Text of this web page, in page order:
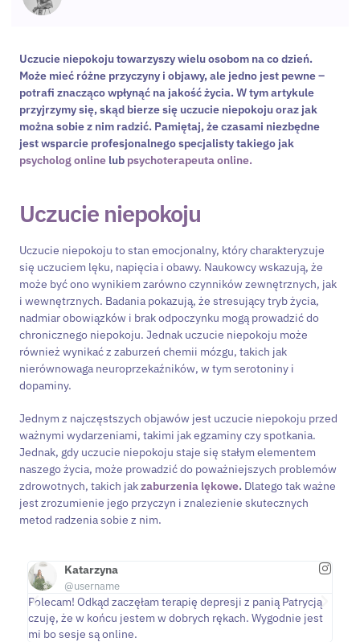
Uczucie niepokoju towarzyszy wielu osobom na co dzień.
Może mieć różne przyczyny i objawy, ale jedno jest pewne –
potrafi znacząco wpłynąć na jakość życia. W tym artykule
przyjrzymy się, skąd bierze się uczucie niepokoju oraz jak
można sobie z nim radzić. Pamiętaj, że czasami niezbędne
jest wsparcie profesjonalnego specjalisty takiego jak
psycholog online lub psychoterapeuta online.
Uczucie niepokoju
Uczucie niepokoju to stan emocjonalny, który charakteryzuje
się uczuciem lęku, napięcia i obawy. Naukowcy wskazują, że
może być ono wynikiem zarówno czynników zewnętrznych, jak
i wewnętrznych. Badania pokazują, że stresujący tryb życia,
nadmiar obowiązków i brak odpoczynku mogą prowadzić do
chronicznego niepokoju. Jednak uczucie niepokoju może
również wynikać z zaburzeń chemii mózgu, takich jak
nierównowaga neuroprzekaźników, w tym serotoniny i
dopaminy.
Jednym z najczęstszych objawów jest uczucie niepokoju przed
ważnymi wydarzeniami, takimi jak egzaminy czy spotkania.
Jednak, gdy uczucie niepokoju staje się stałym elementem
naszego życia, może prowadzić do poważniejszych problemów
zdrowotnych, takich jakzaburzenia lękowe. Dlatego tak ważne
jest zrozumienie jego przyczyn i znalezienie skutecznych
metod radzenia sobie z nim.
Katarzyna
@username
Polecam! Odkąd zaczęłam terapię depresji z panią Patrycją
czuję, że w końcu jestem w dobrych rękach. Wygodnie jest
mi bo sesje są online.